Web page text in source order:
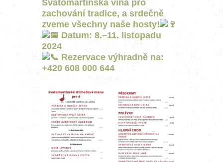
Svatomartinská vína pro
zachování tradice, a srdečně
zveme všechny naše hosty!
Datum: 8.–11. listopadu
2024
Rezervace výhradně na:
+420 608 000 644